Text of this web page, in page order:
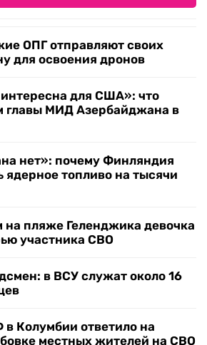
ОПГ отправляют своих
для освоения дронов
для США»: что
главы МИД Азербайджана в
нет»: почему Финляндия
ядерное топливо на тысячи
на пляже Геленджика девочка
участника СВО
в ВСУ служат около 16
в Колумбии ответило на
местных жителей на СВО